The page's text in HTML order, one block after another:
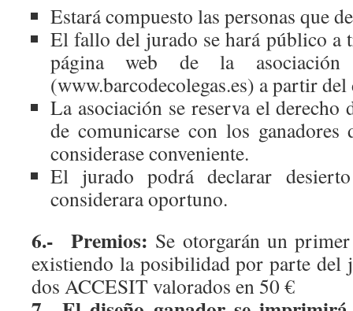
Estará compuesto las personas que
El fallo del jurado se hará público a
página web de la
(www.barcodecolegas.es) a partir
La asociación se reserva el
de comunicarse con los
considerase conveniente.
El jurado podrá declarar
considerara oportuno.
6.- Premios: Se otorgarán un
existiendo la posibilidad por parte del
dos ACCESIT valorados en 50 €